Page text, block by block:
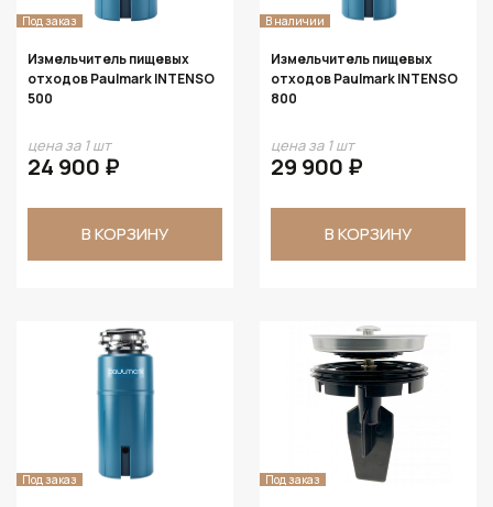
Под заказ
Измельчитель пищевых
отходов Paulmark INTENSO
500
цена за 1 шт
24 900 ₽
В КОРЗИНУ
В наличии
Измельчитель пищевых
отходов Paulmark INTENSO
800
цена за 1 шт
29 900 ₽
В КОРЗИНУ
Под заказ Под заказ